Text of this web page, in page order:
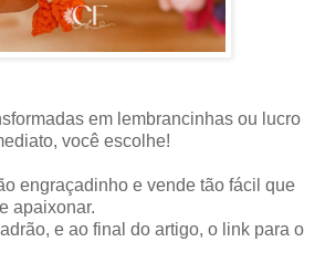
em lembrancinhas ou lucro
você escolhe!
engraçadinho e vende tão fácil que
apaixonar.
e ao final do artigo, o link para o